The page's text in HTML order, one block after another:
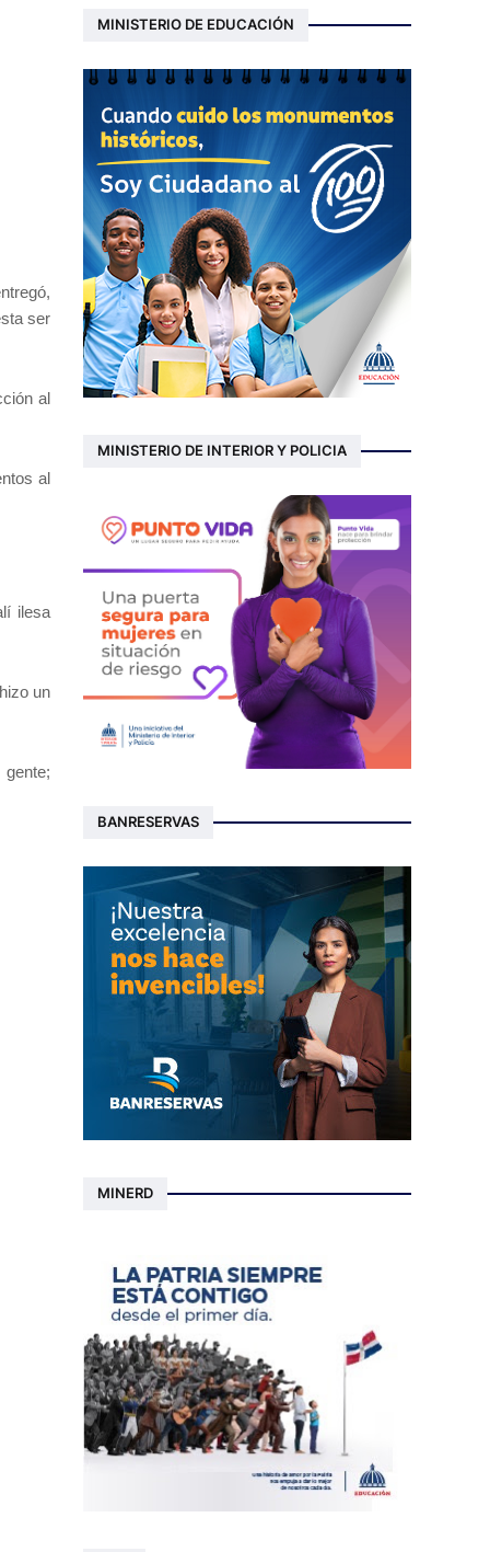
ser
al
al
ilesa
un
MINISTERIO DE EDUCACIÓN
MINISTERIO DE INTERIOR Y POLICIA
BANRESERVAS
MINERD